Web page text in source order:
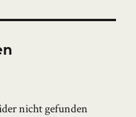
nicht gefunden